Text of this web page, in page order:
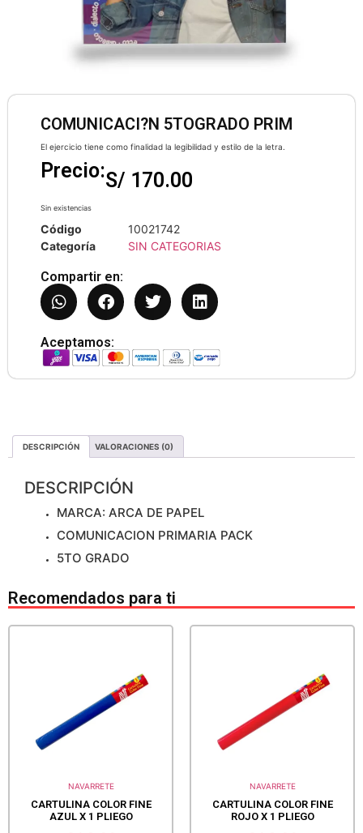
COMUNICACI?N 5TOGRADO PRIM
El ejercicio tiene como finalidad la legibilidad y estilo de la letra.
Precio:S/ 170.00
Sin existencias
Código
10021742
Categoría
SIN CATEGORIAS
Compartir en:
Aceptamos:
DESCRIPCIÓN VALORACIONES (0)
DESCRIPCIÓN
MARCA: ARCA DE PAPEL
COMUNICACION PRIMARIA PACK
5TO GRADO
Recomendados para ti
NAVARRETE
CARTULINA COLOR FINE
AZUL X 1 PLIEGO
NAVARRETE
CARTULINA COLOR FINE
ROJO X 1 PLIEGO